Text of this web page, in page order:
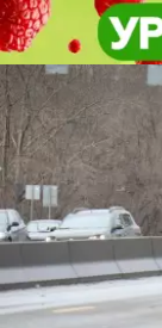
Общество
Общество
в